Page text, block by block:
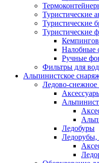
Туристические
Туристические
Туристические
Налобные
Ручные
Фильтры для
Альпинистское
Ледово-снежное
Ледобуры
Ледорубы,